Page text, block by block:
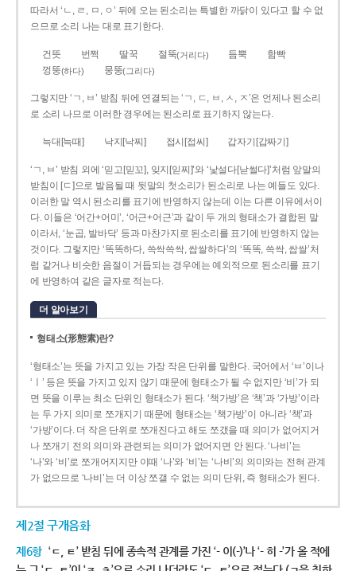
따라서 ‘ㄴ, ㄹ, ㅁ, ㅇ’ 뒤에 오는 된소리는 특별한 까닭이 있다고 할 수 없
으므로 소리 나는 대로 표기한다.
건뜻 번쩍 딸꾹 절뚝(거리다) 듬뿍
함빡
껑뚱(하다) 뭉뚱(그리다)
그렇지만 ‘ㄱ, ㅂ’ 받침 뒤에 연결되는 ‘ㄱ, ㄷ, ㅂ, ㅅ, ㅈ’은 언제나 된소리
로 소리 나므로 이러한 경우에는 된소리로 표기하지 않는다.
늑대[늑때] 낙지[낙찌] 접시[접씨] 갑자기[갑짜기]
‘ㄱ, ㅂ’ 받침 외에 ‘믿고[믿꼬], 잊지[읻찌]’와 ‘낯설다[낟썰다]’처럼 앞말의
받침이 [ㄷ]으로 발음될 때 뒷말의 첫소리가 된소리로 나는 예들도 있다.
이러한 말 역시 된소리를 표기에 반영하지 않는데 이는 다른 이유에서이
다. 이들은 ‘어간+어미’, ‘어근+어근’과 같이 두 개의 형태소가 결합된 말
이라서, ‘눈곱, 발바닥’ 등과 마찬가지로 된소리를 표기에 반영하지 않는
것이다. 그렇지만 ‘똑똑하다, 쓱싹쓱싹, 쌉쌀하다’의 ‘똑똑, 쓱싹, 쌉쌀’처
럼 같거나 비슷한 음절이 거듭되는 경우에는 예외적으로 된소리를 표기
에 반영하여 같은 글자로 적는다.
더 알아보기
형태소(形態素)란?
‘형태소’는 뜻을 가지고 있는 가장 작은 단위를 말한다. 국어에서 ‘ㅂ’이나
‘ㅣ’ 등은 뜻을 가지고 있지 않기 때문에 형태소가 될 수 없지만 ‘비’가 되
면 뜻을 이루는 최소 단위인 형태소가 된다. ‘책가방’은 ‘책’과 ‘가방’이라
는 두 가지 의미로 쪼개지기 때문에 형태소는 ‘책가방’이 아니라 ‘책’과
‘가방’이다. 더 작은 단위로 쪼개진다고 해도 쪼갰을 때 의미가 없어지거
나 쪼개기 전의 의미와 관련되는 의미가 없어지면 안 된다. ‘나비’는
‘나’와 ‘비’로 쪼개어지지만 이때 ‘나’와 ‘비’는 ‘나비’의 의미와는 전혀 관계
가 없으므로 ‘나비’는 더 이상 쪼갤 수 없는 의미 단위, 즉 형태소가 된다.
제2절 구개음화
제6항 ‘ㄷ, ㅌ’ 받침 뒤에 종속적 관계를 가진 ‘- 이(-)’나 ‘- 히 -’가 올 적에